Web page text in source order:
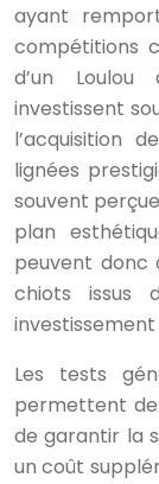
ayant
compétitions
d’un Loulou
investissent
l’acquisition
lignées
souvent
plan
peuvent donc
chiots issus
Les tests
permettent
de garantir la
un coût